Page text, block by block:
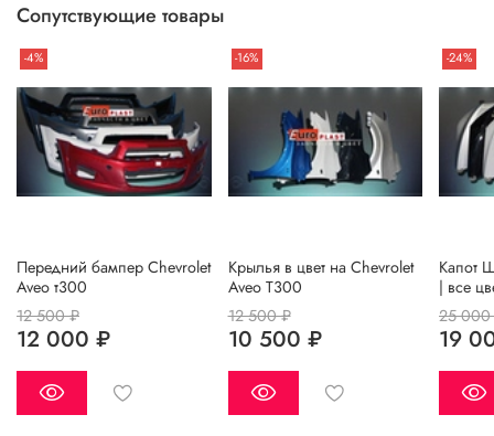
по телефону.
Сопутствующие товары
-4%
Передний бампер Chevrolet
Aveo т300
12 500 ₽
12 000 ₽
-16%
Крылья в цвет на Chevrolet
Aveo T300
12 500 ₽
10 500 ₽
-24%
Капот
| все
25
19